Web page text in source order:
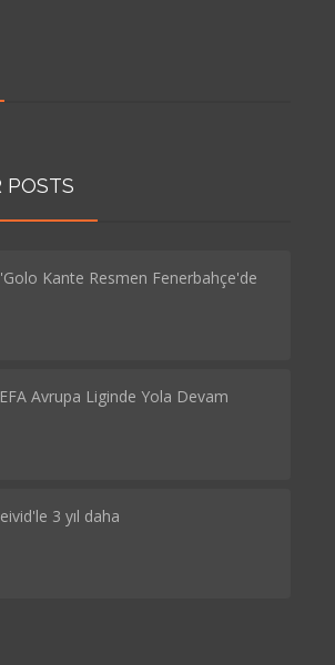
POSTS
Kante Resmen Fenerbahçe'de
Avrupa Liginde Yola Devam
3 yıl daha